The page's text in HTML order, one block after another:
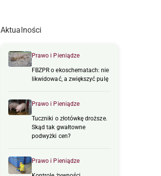
Aktualności
Prawo i Pieniądze
FBZPR o ekoschematach: nie
likwidować, a zwiększyć pulę
Prawo i Pieniądze
Tuczniki o złotówkę droższe.
Skąd tak gwałtowne
podwyżki cen?
Prawo i Pieniądze